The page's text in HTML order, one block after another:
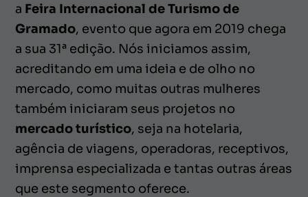
a Feira Internacional de Turismo de
Gramado, evento que agora em 2019 chega
a sua 31ª edição. Nós iniciamos assim,
acreditando em uma ideia e de olho no
mercado, como muitas outras mulheres
também iniciaram seus projetos no
mercado turístico, seja na hotelaria,
agência de viagens, operadoras, receptivos,
imprensa especializada e tantas outras áreas
que este segmento oferece.